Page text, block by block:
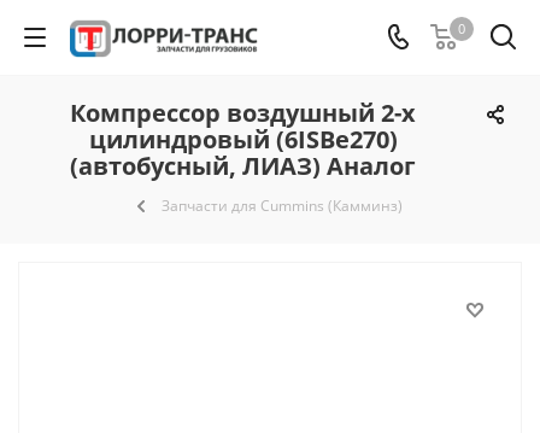
0
Компрессор воздушный 2-х
цилиндровый (6ISBe270)
(автобусный, ЛИАЗ) Аналог
Запчасти для Cummins (Камминз)